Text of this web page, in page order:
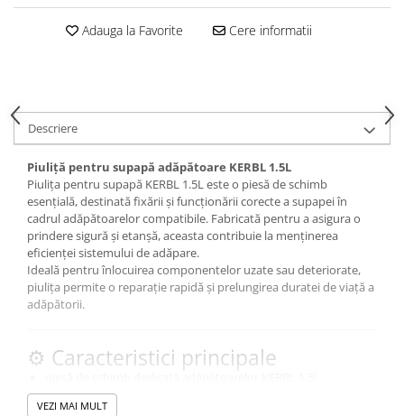
Derulator Fir Gard electric
Poartă Gard Electric
Stâlpi din plastic
Stâlpi din Lemn
Stâlpi din Fibră de Sticlă
Stâlpi pentru sisteme T-Post
Scule pentru montare Stâlpi
Testere pentru Gard Electric
Întinzător Gard Electric
Bandă pentru Gard Electric
Adauga la Favorite Cere informatii
Descriere
Piuliță pentru supapă adăpătoare KERBL 1.5L
Piulița pentru supapă KERBL 1.5L este o piesă de schimb
esențială, destinată fixării și funcționării corecte a supapei în
cadrul adăpătoarelor compatibile. Fabricată pentru a asigura o
prindere sigură și etanșă, aceasta contribuie la menținerea
eficienței sistemului de adăpare.
Ideală pentru înlocuirea componentelor uzate sau deteriorate,
piulița permite o reparație rapidă și prelungirea duratei de viață a
adăpătorii.
⚙️ Caracteristici principale
asigură fixarea corectă a supapei
montaj simplu și rapid
VEZI MAI MULT